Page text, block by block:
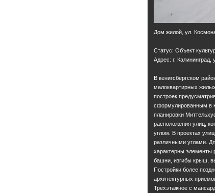
Дом жилой, ул.
Статус: Объект
Адрес: г.
В кенигсбергском
малоквартирных
построек
сформулированным в
планировки
расположения улиц,
углом. В проектах
различными углами.
характерны элементы
башни, изгибы крыш,
Постройки более
архитектурных
Трехэтажное с